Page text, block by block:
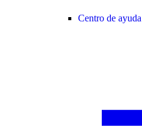
Centro de ayuda